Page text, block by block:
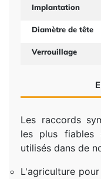
Implantation
Diamètre de tête
Verrouillage
Les raccords
les plus fiables
utilisés dans de
L'agriculture